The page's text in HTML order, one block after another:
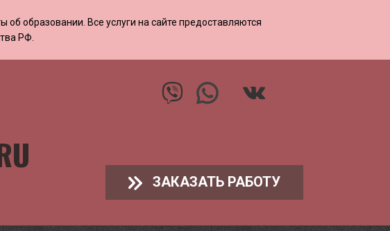
образовании. Все услуги на сайте предоставляются
РФ.
ЗАКАЗАТЬ РАБОТУ